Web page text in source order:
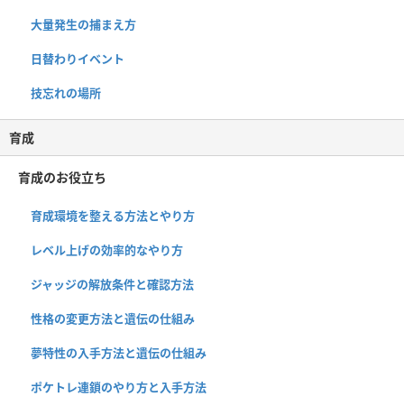
大量発生の捕まえ方
日替わりイベント
技忘れの場所
育成
育成のお役立ち
育成環境を整える方法とやり方
レベル上げの効率的なやり方
ジャッジの解放条件と確認方法
性格の変更方法と遺伝の仕組み
夢特性の入手方法と遺伝の仕組み
ポケトレ連鎖のやり方と入手方法